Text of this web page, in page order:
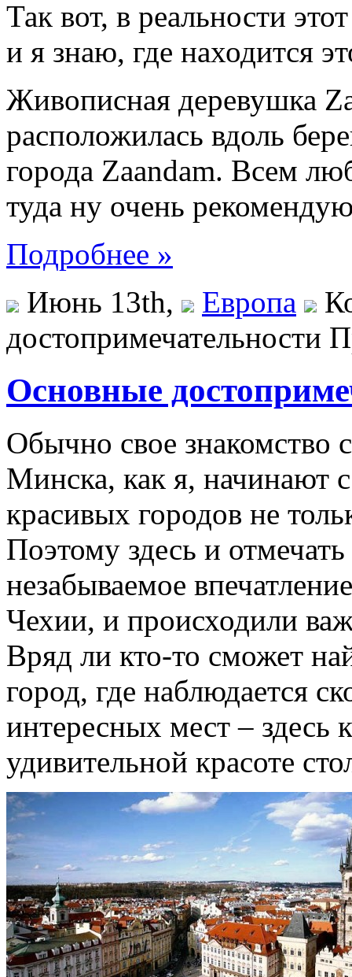
Так вот, в реальности
и я знаю, где находится
Живописная деревушка
расположилась вдоль
города Zaandam. Всем
туда ну очень
Подробнее »
Июнь 13th,
Европа
достопримечательности
Основные
Обычно свое знакомство
Минска, как я, начинают
красивых городов не
Поэтому здесь и
незабываемое
Чехии, и происходили
Вряд ли кто-то сможет
город, где наблюдается
интересных мест – здесь
удивительной красоте